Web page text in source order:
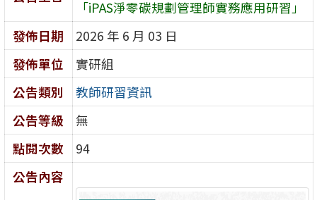
「iPAS淨零碳規劃管理師實務應用研習」
發佈日期
2026 年 6 月 03 日
發佈單位
實研組
公告類別
教師研習資訊
公告等級
無
點閱次數
94
公告內容